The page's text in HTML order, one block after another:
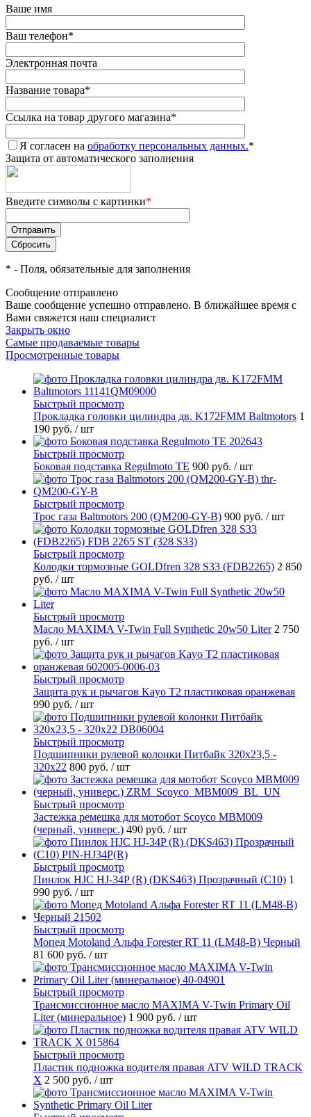
Ваше имя
Ваш телефон*
Электронная почта
Название товара*
Ссылка на товар другого магазина*
Я согласен на обработку персональных данных.*
Защита от автоматического заполнения
Введите символы с картинки*
* - Поля, обязательные для заполнения
Сообщение отправлено
Ваше сообщение успешно отправлено. В ближайшее время с
Вами свяжется наш специалист
Закрыть окно
Самые продаваемые товары
Просмотренные товары
Быстрый просмотр
Прокладка головки цилиндра дв. K172FMM Baltmotors 1
190 руб. / шт
Быстрый просмотр
Боковая подставка Regulmoto TE 900 руб. / шт
Быстрый просмотр
Трос газа Baltmotors 200 (QM200-GY-B) 900 руб. / шт
Быстрый просмотр
Колодки тормозные GOLDfren 328 S33 (FDB2265) 2 850
руб. / шт
Быстрый просмотр
Масло MAXIMA V-Twin Full Synthetic 20w50 Liter 2 750
руб. / шт
Быстрый просмотр
Защита рук и рычагов Kayo T2 пластиковая оранжевая
990 руб. / шт
Быстрый просмотр
Подшипники рулевой колонки Питбайк 320x23,5 -
320x22 800 руб. / шт
Быстрый просмотр
Застежка ремешка для мотобот Scoyco MBM009
(черный, универс.) 490 руб. / шт
Быстрый просмотр
Пинлок HJC HJ-34P (R) (DKS463) Прозрачный (C10) 1
990 руб. / шт
Быстрый просмотр
Мопед Motoland Альфа Forester RT 11 (LM48-B) Черный
81 600 руб. / шт
Быстрый просмотр
Трансмиссионное масло MAXIMA V-Twin Primary Oil
Liter (минеральное) 1 900 руб. / шт
Быстрый просмотр
Пластик подножка водителя правая ATV WILD TRACK
X 2 500 руб. / шт